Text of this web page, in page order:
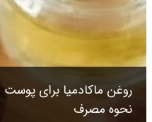
روغن ماکادمیا برای
نحوه مصرف